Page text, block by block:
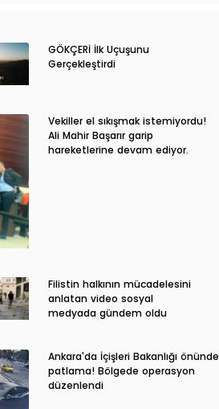
GÖKÇERİ İlk Uçuşunu
Gerçekleştirdi
Vekiller el sıkışmak istemiyordu!
Ali Mahir Başarır garip
hareketlerine devam ediyor.
Filistin halkının mücadelesini
anlatan video sosyal
medyada gündem oldu
Ankara'da İçişleri Bakanlığı önünde
patlama! Bölgede operasyon
düzenlendi